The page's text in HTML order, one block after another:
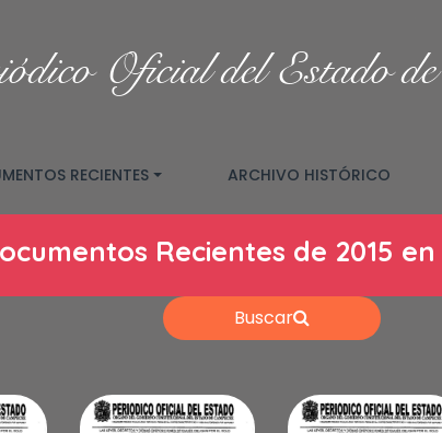
Oficial del Estado de
RECIENTES ARCHIVO HISTÓRICO
Recientes de 2015
Buscar